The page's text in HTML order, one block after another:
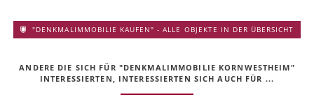
"DENKMALIMMOBILIE KAUFEN" - ALLE OBJEKTE IN DER ÜBERSICHT
ANDERE DIE SICH FÜR "DENKMALIMMOBILIE KORNWESTHEIM"
INTERESSIERTEN, INTERESSIERTEN SICH AUCH FÜR ...